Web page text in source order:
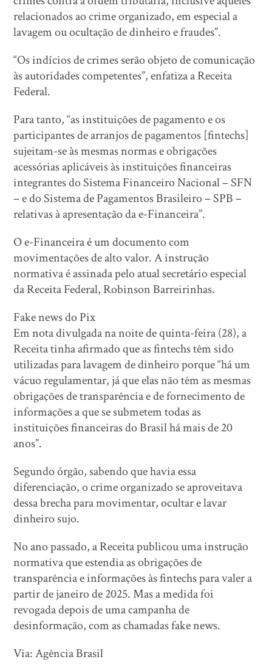
relacionados ao crime organizado, em especial a
lavagem ou ocultação de dinheiro e fraudes”.
“Os indícios de crimes serão objeto de comunicação
às autoridades competentes”, enfatiza a Receita
Federal.
Para tanto, “as instituições de pagamento e os
participantes de arranjos de pagamentos [fintechs]
sujeitam-se às mesmas normas e obrigações
acessórias aplicáveis às instituições financeiras
integrantes do Sistema Financeiro Nacional – SFN
– e do Sistema de Pagamentos Brasileiro – SPB –
relativas à apresentação da e-Financeira”.
O e-Financeira é um documento com
movimentações de alto valor. A instrução
normativa é assinada pelo atual secretário especial
da Receita Federal, Robinson Barreirinhas.
Fake news do Pix
Em nota divulgada na noite de quinta-feira (28), a
Receita tinha afirmado que as fintechs têm sido
utilizadas para lavagem de dinheiro porque “há um
vácuo regulamentar, já que elas não têm as mesmas
obrigações de transparência e de fornecimento de
informações a que se submetem todas as
instituições financeiras do Brasil há mais de 20
anos”.
Segundo órgão, sabendo que havia essa
diferenciação, o crime organizado se aproveitava
dessa brecha para movimentar, ocultar e lavar
dinheiro sujo.
No ano passado, a Receita publicou uma instrução
normativa que estendia as obrigações de
transparência e informações às fintechs para valer a
partir de janeiro de 2025. Mas a medida foi
revogada depois de uma campanha de
desinformação, com as chamadas fake news.
Via: Agência Brasil